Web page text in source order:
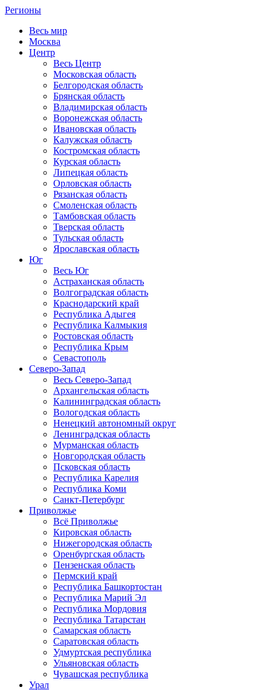
Регионы
Весь мир
Москва
Центр
Весь Центр
Московская область
Белгородская область
Брянская область
Владимирская область
Воронежская область
Ивановская область
Калужская область
Костромская область
Курская область
Липецкая область
Орловская область
Рязанская область
Смоленская область
Тамбовская область
Тверская область
Тульская область
Ярославская область
Юг
Весь Юг
Астраханская область
Волгоградская область
Краснодарский край
Республика Адыгея
Республика Калмыкия
Ростовская область
Республика Крым
Севастополь
Северо-Запад
Весь Северо-Запад
Архангельская область
Калининградская область
Вологодская область
Ненецкий автономный округ
Ленинградская область
Мурманская область
Новгородская область
Псковская область
Республика Карелия
Республика Коми
Санкт-Петербург
Приволжье
Всё Приволжье
Кировская область
Нижегородская область
Оренбургская область
Пензенская область
Пермский край
Республика Башкортостан
Республика Марий Эл
Республика Мордовия
Республика Татарстан
Самарская область
Саратовская область
Удмуртская республика
Ульяновская область
Чувашская республика
Урал